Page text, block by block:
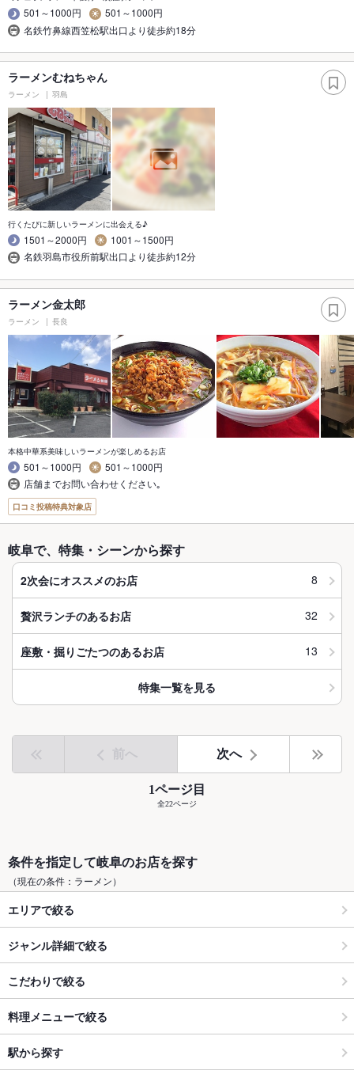
501～1000円
501～1000円
名鉄竹鼻線西笠松駅出口より徒歩約18分
ラーメンむねちゃん
ラーメン 羽島
行くたびに新しいラーメンに出会える♪
1501～2000円
1001～1500円
名鉄羽島市役所前駅出口より徒歩約12分
ラーメン金太郎
ラーメン 長良
本格中華系美味しいラーメンが楽しめるお店
501～1000円
501～1000円
店舗までお問い合わせください｡
口コミ投稿特典対象店
岐阜で、特集・シーンから探す
2次会にオススメのお店 8
贅沢ランチのあるお店 32
座敷・掘りごたつのあるお店 13
特集一覧を見る
前へ 次へ
1ページ目
全22ページ
条件を指定して岐阜のお店を探す
（現在の条件：ラーメン）
エリアで絞る
ジャンル詳細で絞る
こだわりで絞る
料理メニューで絞る
駅から探す